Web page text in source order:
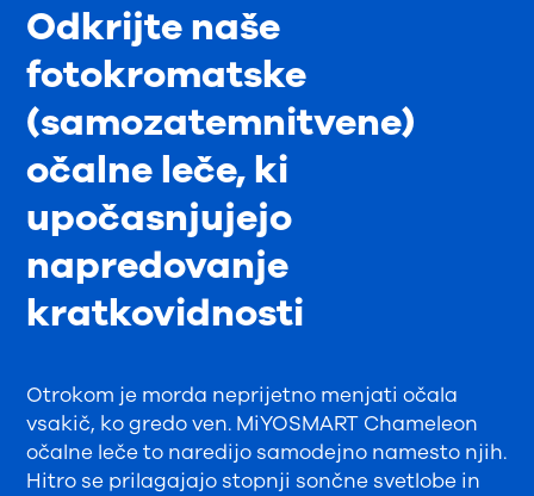
Odkrijte naše
fotokromatske
(samozatemnitvene)
očalne leče, ki
upočasnjujejo
napredovanje
kratkovidnosti
Otrokom je morda neprijetno menjati očala
vsakič, ko gredo ven. MiYOSMART Chameleon
očalne leče to naredijo samodejno namesto njih.
Hitro se prilagajajo stopnji sončne svetlobe in